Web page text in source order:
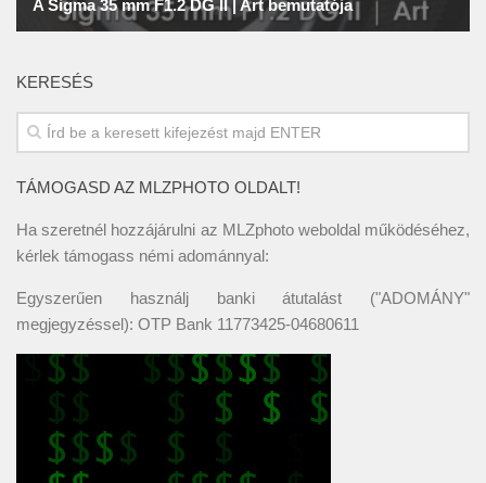
KERESÉS
TÁMOGASD AZ MLZPHOTO OLDALT!
Ha szeretnél hozzájárulni az MLZphoto weboldal működéséhez,
kérlek támogass némi adománnyal:
Egyszerűen használj banki átutalást ("ADOMÁNY"
megjegyzéssel): OTP Bank 11773425-04680611